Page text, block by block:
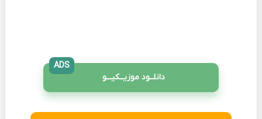
دانلــود موزیــکیـــو
ADS